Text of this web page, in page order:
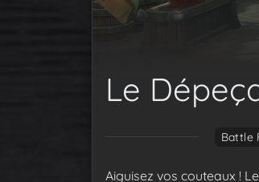
Le
Battle
Aiguisez vos couteaux !